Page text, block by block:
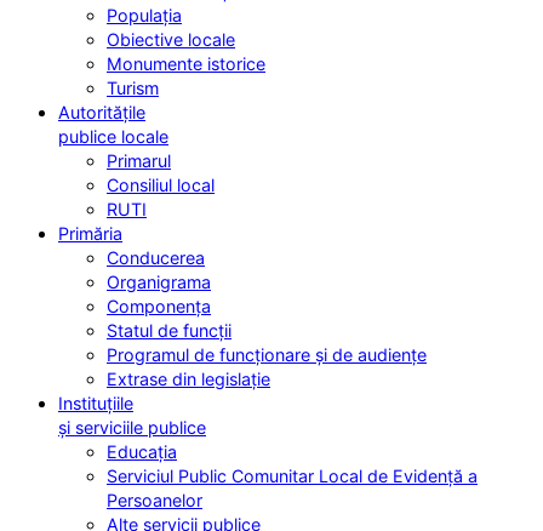
Populația
Obiective locale
Monumente istorice
Turism
Autoritățile
publice locale
Primarul
Consiliul local
RUTI
Primăria
Conducerea
Organigrama
Componența
Statul de funcții
Programul de funcționare și de audiențe
Extrase din legislație
Instituțiile
și serviciile publice
Educația
Serviciul Public Comunitar Local de Evidență a
Persoanelor
Alte servicii publice